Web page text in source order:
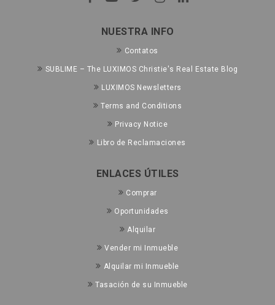
NUESTRA INFO
Contatos
SUBLIME – The LUXIMOS Christie's Real Estate Blog
LUXIMOS Newsletters
Terms and Conditions
Privacy Notice
Libro de Reclamaciones
ENLACES ÚTILES
Comprar
Oportunidades
Alquilar
Vender mi Inmueble
Alquilar mi Inmueble
Tasación de su Inmueble